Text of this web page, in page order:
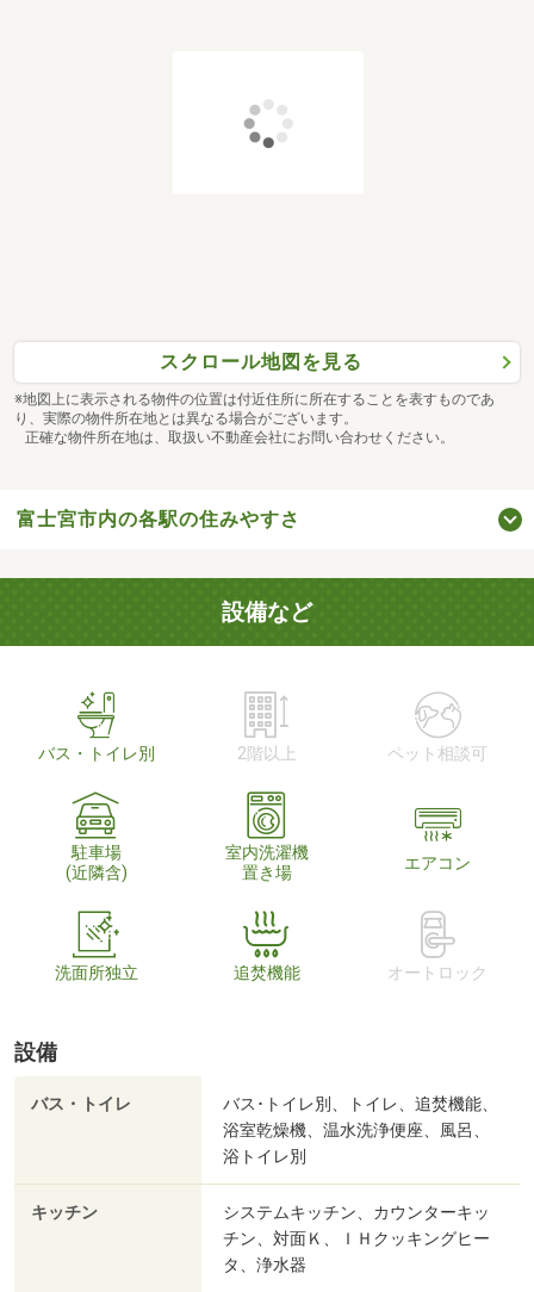
スクロール地図を見る
※地図上に表示される物件の位置は付近住所に所在することを表すものであ
り、実際の物件所在地とは異なる場合がございます。
正確な物件所在地は、取扱い不動産会社にお問い合わせください。
富士宮市内の各駅の住みやすさ
設備など
バス・トイレ別 2階以上 ペット相談可
駐車場
(近隣含)
室内洗濯機
置き場
エアコン
洗面所独立 追焚機能 オートロック
設備
バス・トイレ
バス･トイレ別、トイレ、追焚機能、
浴室乾燥機、温水洗浄便座、風呂、
浴トイレ別
キッチン
システムキッチン、カウンターキッ
チン、対面Ｋ、ＩＨクッキングヒー
タ、浄水器